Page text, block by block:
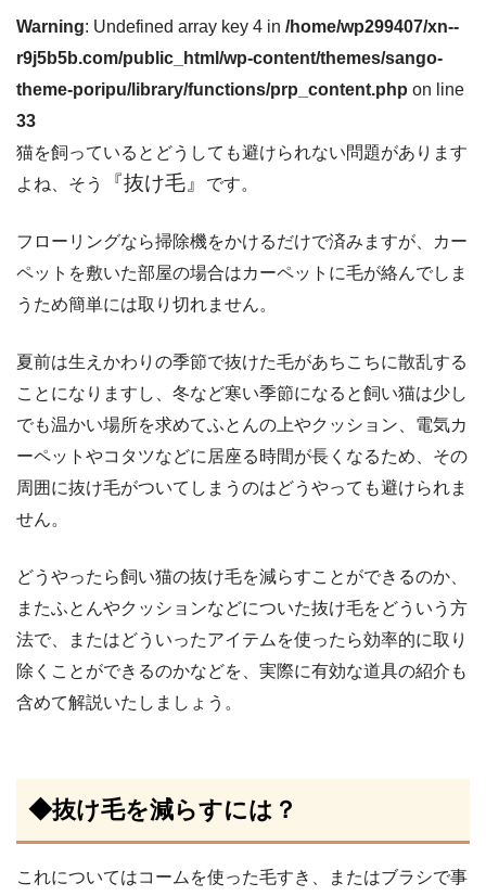
Warning: Undefined array key 4 in /home/wp299407/xn--
r9j5b5b.com/public_html/wp-content/themes/sango-
theme-poripu/library/functions/prp_content.php on line
33
猫を飼っているとどうしても避けられない問題があります
よね、そう
『抜け毛』 です。
フローリングなら掃除機をかけるだけで済みますが、カー
ペットを敷いた部屋の場合はカーペットに毛が絡んでしま
うため簡単には取り切れません。
夏前は生えかわりの季節で抜けた毛があちこちに散乱する
ことになりますし、冬など寒い季節になると飼い猫は少し
でも温かい場所を求めてふとんの上やクッション、電気カ
ーペットやコタツなどに居座る時間が長くなるため、その
周囲に抜け毛がついてしまうのはどうやっても避けられま
せん。
どうやったら飼い猫の抜け毛を減らすことができるのか、
またふとんやクッションなどについた抜け毛をどういう方
法で、またはどういったアイテムを使ったら効率的に取り
除くことができるのかなどを、実際に有効な道具の紹介も
含めて解説いたしましょう。
◆抜け毛を減らすには？
これについてはコームを使った毛すき、またはブラシで事